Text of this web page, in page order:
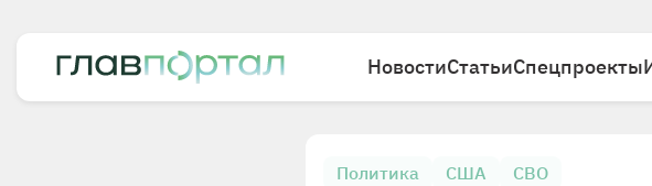
НовостиСтатьиСпецпроекты
Политика США СВО